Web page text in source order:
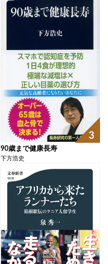
3
90歳まで健康長寿
下方浩史